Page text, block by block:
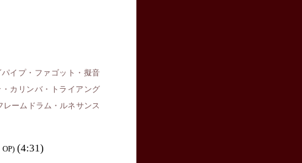
イプ・ファゴット・擬音
カリンバ・トライアング
ームドラム・ルネサンス
(4:31)